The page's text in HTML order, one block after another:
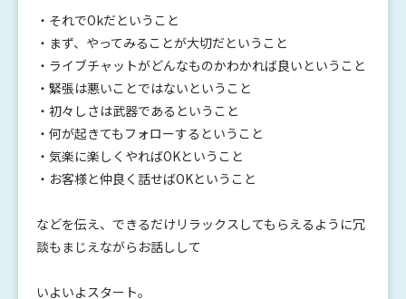
・それでOkだということ
・まず、やってみることが大切だということ
・ライブチャットがどんなものかわかれば良いということ
・緊張は悪いことではないということ
・初々しさは武器であるということ
・何が起きてもフォローするということ
・気楽に楽しくやればOKということ
・お客様と仲良く話せばOKということ
などを伝え、できるだけリラックスしてもらえるように冗
談もまじえながらお話しして
いよいよスタート。